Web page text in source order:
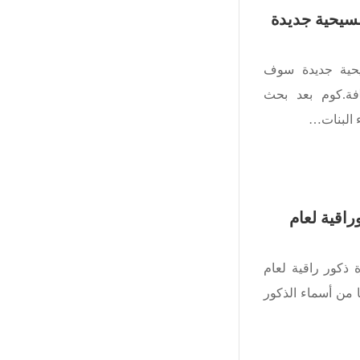
جديدة
جديدة سوف
بعد بحث
البنات…
لعام
ذكور راقية لعام
من أسماء الذكور